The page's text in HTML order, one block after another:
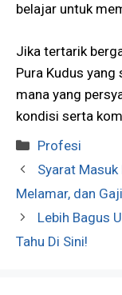
belajar untuk
Jika tertarik
Pura Kudus
mana yang
kondisi serta
Kategori
Profesi
Syarat Masuk
Melamar, dan Gaji
Lebih Bagus
Tahu Di Sini!